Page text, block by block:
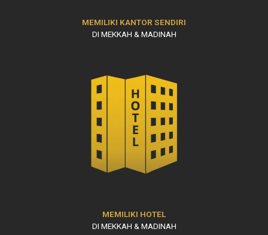
MEMILIKI KANTOR SENDIRI
DI MEKKAH & MADINAH
MEMILIKI HOTEL
DI MEKKAH & MADINAH